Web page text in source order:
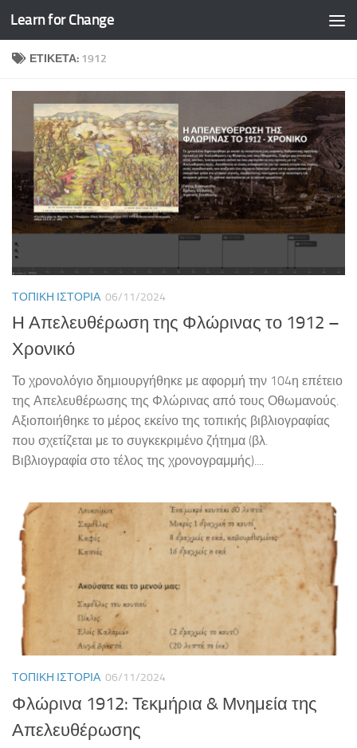
Skip to content
Learn for Change
ΕΤΙΚΈΤΑ: 1912
ΤΟΠΙΚΉ ΙΣΤΟΡΊΑ 06/11/2024
Η Απελευθέρωση της Φλώρινας το 1912 –
Χρονικό
Το χρονολόγιο δημιουργήθηκε με αφορμή την 104η επέτειο
της Απελευθέρωσης της Φλώρινας από τους Οθωμανούς.
Αξιοποιήθηκε το μέρος εκείνο της τοπικής βιβλιογραφίας
που σχετίζεται με το συγκεκριμένο ζήτημα (βλ.
Βιβλιογραφία στο τέλος της χρονογραμμής)....
ΤΟΠΙΚΉ ΙΣΤΟΡΊΑ 06/11/2024
Φλώρινα 1912: Τεκμήρια & Μνημεία της
Απελευθέρωσης